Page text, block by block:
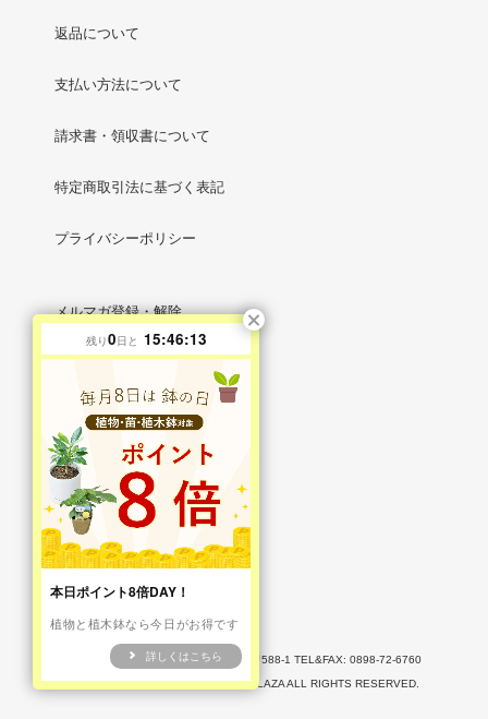
返品について
支払い方法について
請求書・領収書について
特定商取引法に基づく表記
プライバシーポリシー
メルマガ登録・解除
RSS/ATOM
マイアカウント
新規会員登録
ログイン
お問い合わせ
〒799-1106 愛媛県西条市小松町大頭甲588-1 TEL&FAX: 0898-72-6760
COPYRIGHT © 2009-2026 LOHAS PLAZA ALL RIGHTS RESERVED.
残り0日と 15:46:11
本日ポイント8倍DAY！
植物と植木鉢なら今日がお得です
詳しくはこちら